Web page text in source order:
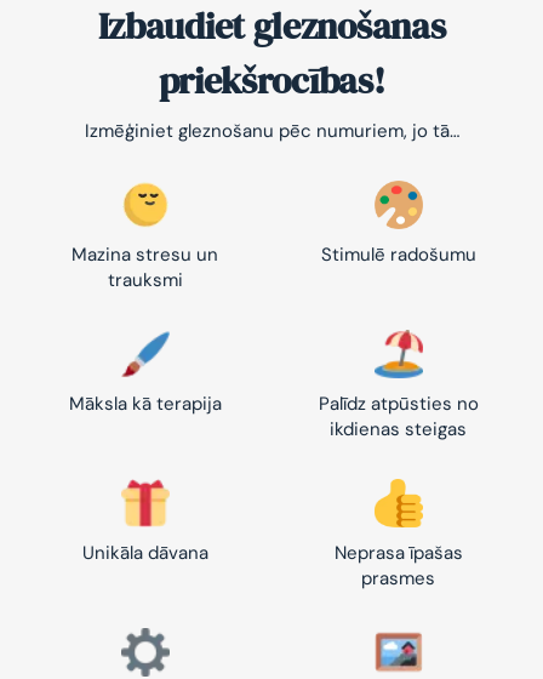
Izbaudiet gleznošanas
priekšrocības!
Izmēģiniet gleznošanu pēc numuriem, jo tā…
Mazina stresu un
trauksmi
Stimulē radošumu
Māksla kā terapija
Palīdz atpūsties no
ikdienas steigas
Unikāla dāvana
Neprasa īpašas
prasmes